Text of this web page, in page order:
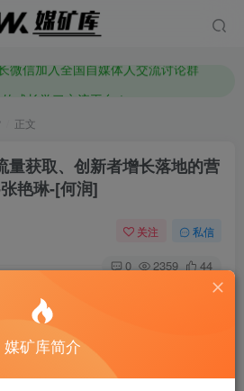
成长学习交流平台！
正文
量获取、创新者增长落地的营
艳琳-[何润]
关注 私信
0 2359 44
can a free hand to hug now?
太紧，怎么能腾出手来拥抱现在？
媒矿库简介